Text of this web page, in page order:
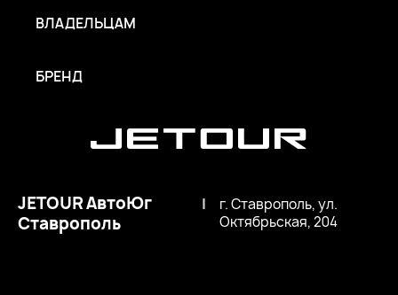
JETOUR АвтоЮг
Ставрополь
|
г. Ставрополь, ул.
Октябрьская, 204
ВЛАДЕЛЬЦАМ
БРЕНД